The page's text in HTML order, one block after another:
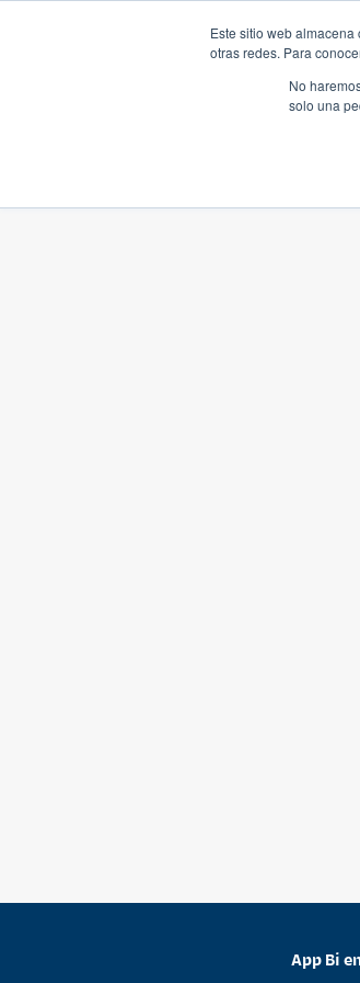
Este sitio web
otras redes. Para
No
solo una
App Bi